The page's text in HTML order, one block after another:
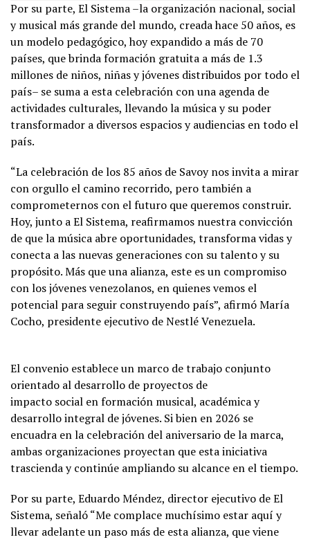
Por su parte, El Sistema –la organización nacional, social
y musical más grande del mundo, creada hace 50 años, es
un modelo pedagógico, hoy expandido a más de 70
países, que brinda formación gratuita a más de 1.3
millones de niños, niñas y jóvenes distribuidos por todo el
país– se suma a esta celebración con una agenda de
actividades culturales, llevando la música y su poder
transformador a diversos espacios y audiencias en todo el
país.
“La celebración de los 85 años de Savoy nos invita a mirar
con orgullo el camino recorrido, pero también a
comprometernos con el futuro que queremos construir.
Hoy, junto a El Sistema, reafirmamos nuestra convicción
de que la música abre oportunidades, transforma vidas y
conecta a las nuevas generaciones con su talento y su
propósito. Más que una alianza, este es un compromiso
con los jóvenes venezolanos, en quienes vemos el
potencial para seguir construyendo país”, afirmó María
Cocho, presidente ejecutivo de Nestlé Venezuela.
El convenio establece un marco de trabajo conjunto
orientado al desarrollo de proyectos de
impacto social en formación musical, académica y
desarrollo integral de jóvenes. Si bien en 2026 se
encuadra en la celebración del aniversario de la marca,
ambas organizaciones proyectan que esta iniciativa
trascienda y continúe ampliando su alcance en el tiempo.
Por su parte, Eduardo Méndez, director ejecutivo de El
Sistema, señaló “Me complace muchísimo estar aquí y
llevar adelante un paso más de esta alianza, que viene